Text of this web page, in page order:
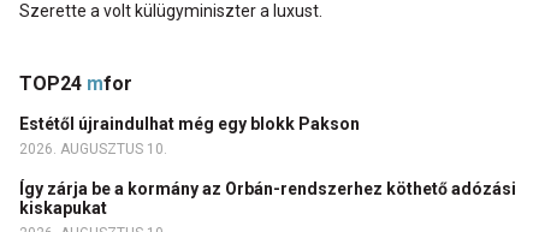
Szerette a volt külügyminiszter a luxust.
TOP24 mfor
Estétől újraindulhat még egy blokk Pakson
2026. AUGUSZTUS 10.
Így zárja be a kormány az Orbán-rendszerhez köthető adózási
kiskapukat